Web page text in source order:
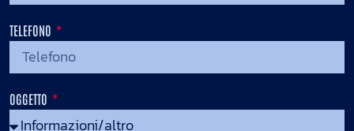
TELEFONO
OGGETTO